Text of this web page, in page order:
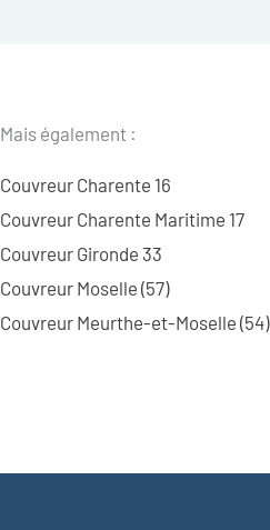
Mais également :
Couvreur Charente 16
Couvreur Charente Maritime 17
Couvreur Gironde 33
Couvreur Moselle (57)
Couvreur Meurthe-et-Moselle (54)